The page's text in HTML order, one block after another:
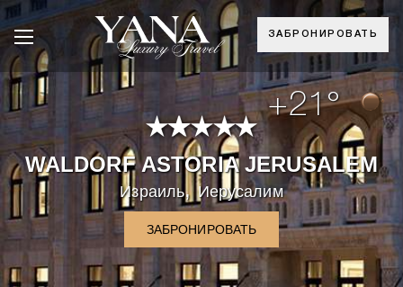
ЗАБРОНИРОВАТЬ
+21°
WALDORF ASTORIA JERUSALEM
Израиль,Иерусалим
ЗАБРОНИРОВАТЬ